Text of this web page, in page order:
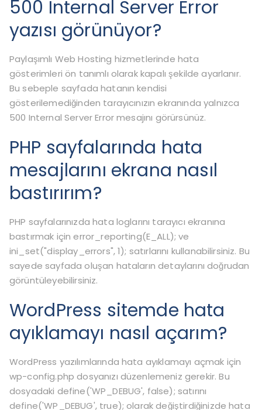
500 Internal Server Error
yazısı görünüyor?
Paylaşımlı Web Hosting hizmetlerinde hata
gösterimleri ön tanımlı olarak kapalı şekilde ayarlanır.
Bu sebeple sayfada hatanın kendisi
gösterilemediğinden tarayıcınızın ekranında yalnızca
500 Internal Server Error mesajını görürsünüz.
PHP sayfalarında hata
mesajlarını ekrana nasıl
bastırırım?
PHP sayfalarınızda hata loglarını tarayıcı ekranına
bastırmak için error_reporting(E_ALL); ve
ini_set("display_errors", 1); satırlarını kullanabilirsiniz. Bu
sayede sayfada oluşan hataların detaylarını doğrudan
görüntüleyebilirsiniz.
WordPress sitemde hata
ayıklamayı nasıl açarım?
WordPress yazılımlarında hata ayıklamayı açmak için
wp-config.php dosyanızı düzenlemeniz gerekir. Bu
dosyadaki define('WP_DEBUG', false); satırını
define('WP_DEBUG', true); olarak değiştirdiğinizde hata